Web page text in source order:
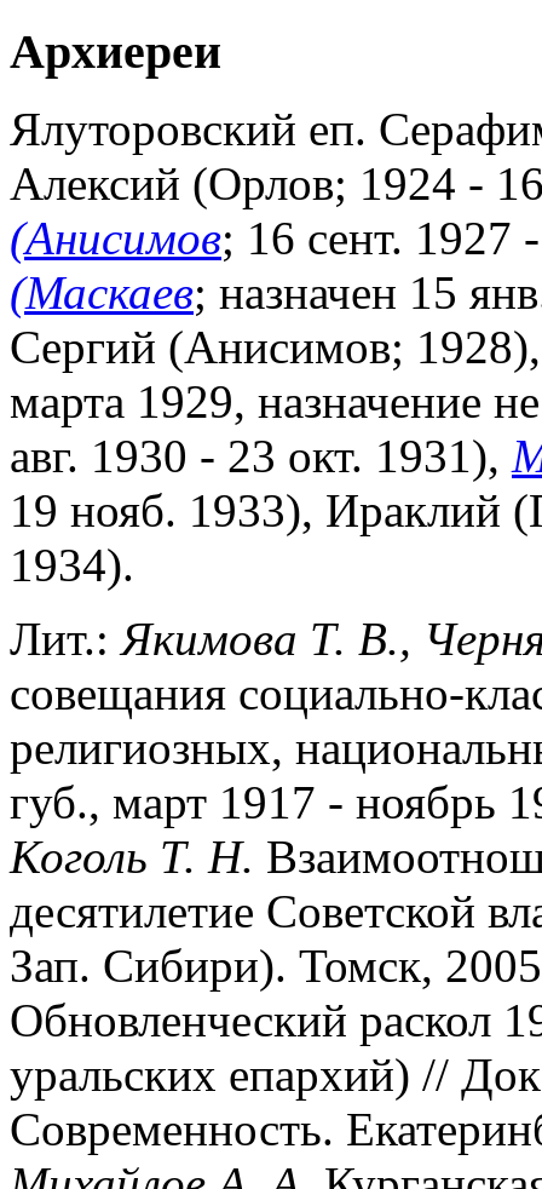
Архиереи
Ялуторовский еп.
Алексий (Орлов; 1924 -
(Анисимов; 16 сент.
(Маскаев; назначен 15
Сергий (Анисимов;
марта 1929, назначение
авг. 1930 - 23 окт. 1931),
19 нояб. 1933), Ираклий
1934).
Лит.:Якимова Т. В.,
совещания социально-
религиозных,
губ., март 1917 - ноябрь
Коголь Т. Н.
десятилетие Советской
Зап. Сибири). Томск,
Обновленческий раскол
уральских епархий) //
Современность.